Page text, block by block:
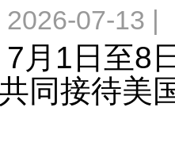
2026-07-13 |
7月1日至8
同接待美